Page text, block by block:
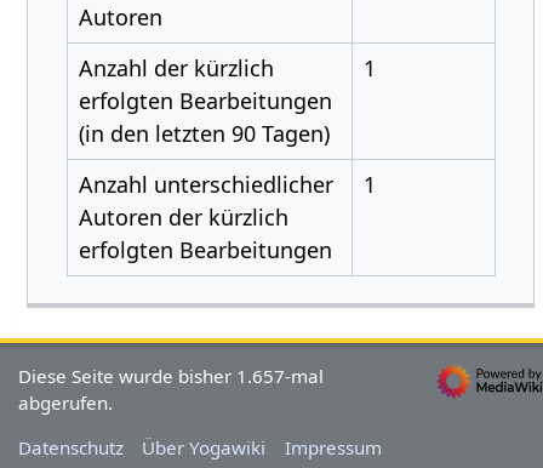
Autoren
Anzahl der kürzlich
erfolgten Bearbeitungen
(in den letzten 90 Tagen)
1
Anzahl unterschiedlicher
Autoren der kürzlich
erfolgten Bearbeitungen
1
Diese Seite wurde bisher 1.657-mal
abgerufen.
Datenschutz
Über Yogawiki Impressum